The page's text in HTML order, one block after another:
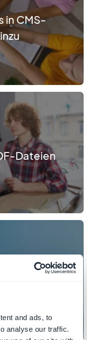
and ads, to
analyse our traffic.
in CMS-
Dateien
Fehlerseite